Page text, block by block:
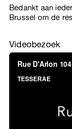
Bedankt aan
Brussel om de
Videobezoek